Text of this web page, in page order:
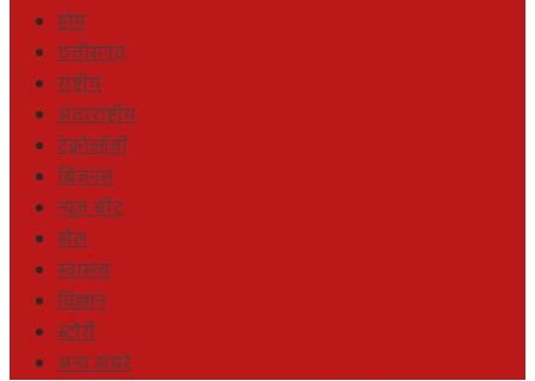
होम
छत्तीसगढ़
राष्ट्रीय
अंतरराष्ट्रीय
टेक्नोलॉजी
बिज़नस
न्यूज़ बीट
खेल
स्वास्थ्य
विज्ञान
स्टोरी
अन्य खबरे